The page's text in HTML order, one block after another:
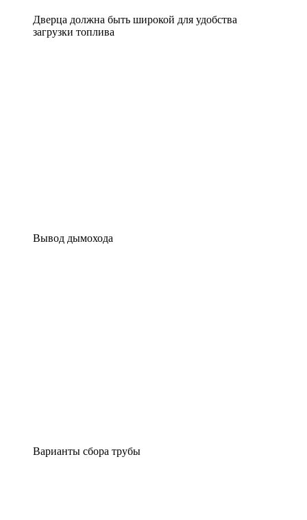
Дверца должна быть широкой для удобства
загрузки топлива
Вывод дымохода
Варианты сбора трубы